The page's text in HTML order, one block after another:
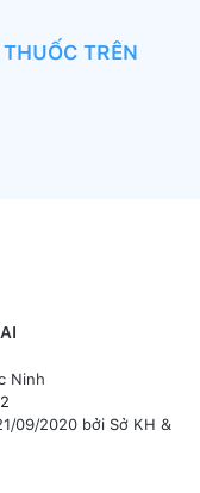
TRÊN
Ninh
09/2020 bởi Sở KH &